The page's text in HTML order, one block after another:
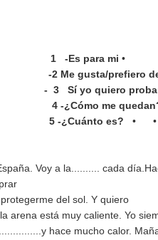
-Es para mi •
-2 Me gusta/prefiero
3 Sí yo quiero
4 -¿Cómo me
5 -¿Cuánto es?
•
Voy a la.......... cada
del sol. Y quiero
arena está muy caliente. Yo
hace mucho calor.